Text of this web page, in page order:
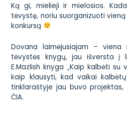
Ką gi, mielieji ir mielosios.
tėvystę, noriu suorganizuoti
konkursą
Dovana laimėjusiajam – viena
tėvystės knygų, jau išversta į
E.Mazlish knyga „Kaip kalbėti su
kaip klausyti, kad vaikai
tinklaraštyje jau buvo
ČIA.